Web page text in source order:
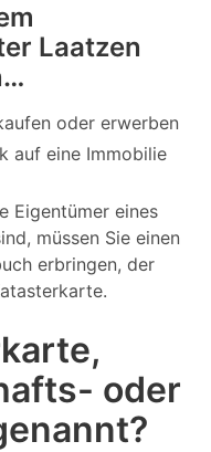
Laatzen
oder erwerben
auf eine Immobilie
Eigentümer eines
müssen Sie einen
erbringen, der
oder